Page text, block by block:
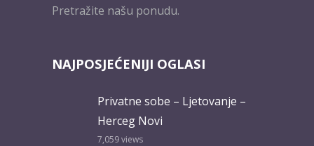
Pretražite našu ponudu.
NAJPOSJEĆENIJI OGLASI
Privatne sobe – Ljetovanje –
Herceg Novi
7,059views